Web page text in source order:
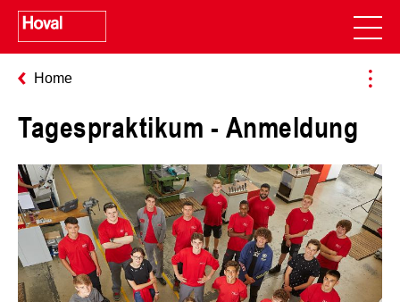
Home
Tagespraktikum - Anmeldung